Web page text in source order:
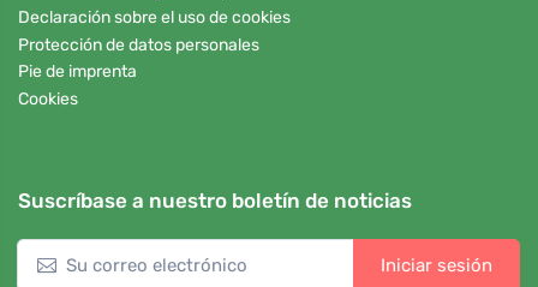
Declaración sobre el uso de cookies
Protección de datos personales
Pie de imprenta
Cookies
Suscríbase a nuestro boletín de noticias
Iniciar sesión